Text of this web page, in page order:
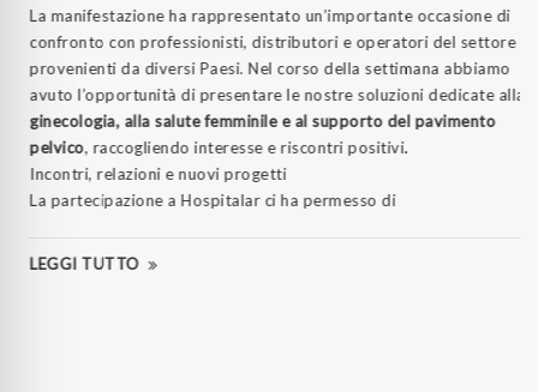
La manifestazione ha rappresentato un’importante occasione di
confronto con professionisti, distributori e operatori del settore
provenienti da diversi Paesi. Nel corso della settimana abbiamo
avuto l’opportunità di presentare le nostre soluzioni dedicate alla
ginecologia, alla salute femminile e al supporto del pavimento
pelvico, raccogliendo interesse e riscontri positivi.
Incontri, relazioni e nuovi progetti
La partecipazione a Hospitalar ci ha permesso di
LEGGI TUTTO